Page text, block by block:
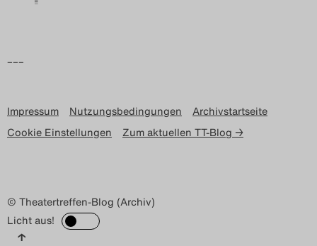
–––
Impressum Nutzungsbedingungen
Archivstartseite
Cookie Einstellungen
Zum aktuellen TT-Blog →
© Theatertreffen-Blog (Archiv)
Licht aus!
↑